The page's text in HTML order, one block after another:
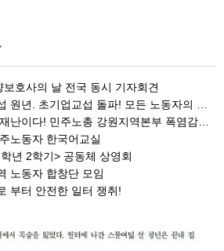
호사의 날 전국 동시 기자회견
섭 돌파! 모든 노동자의 노동기본권 쟁취! 민주노총 7.15 총파업대회
! 민주노총 강원지역본부 폭염감시단 선포 기자회견
노동자 한국어교실
년 2학기> 공동체 상영회
노동자 합창단 모임
부터 안전한 일터 쟁취!